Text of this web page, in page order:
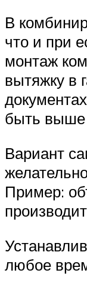
В
что и при
монтаж
вытяжку в
быть
Вариант
Пример:
любое